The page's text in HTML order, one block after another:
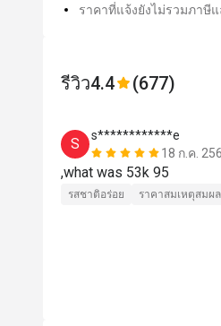
ราคาที่แจ้งยังไม่รวมภาษี
รีวิว4.4 (677)
S
s************e
18 ก.ค.
,what was 53k 95
รสชาติอร่อย ราคาสมเหตุสมผล